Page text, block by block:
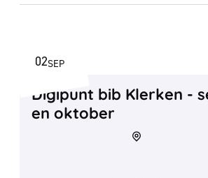
02SEP
Digipunt bib Klerken -
Digipunt bib Klerken -
en oktober